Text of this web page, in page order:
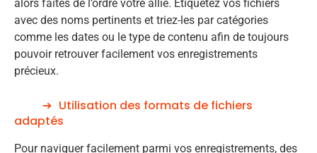
alors faites de l’ordre votre allié. Étiquetez vos fichiers
avec des noms pertinents et triez-les par catégories
comme les dates ou le type de contenu afin de toujours
pouvoir retrouver facilement vos enregistrements
précieux.
Utilisation des formats de fichiers
adaptés
Pour naviguer facilement parmi vos enregistrements, des